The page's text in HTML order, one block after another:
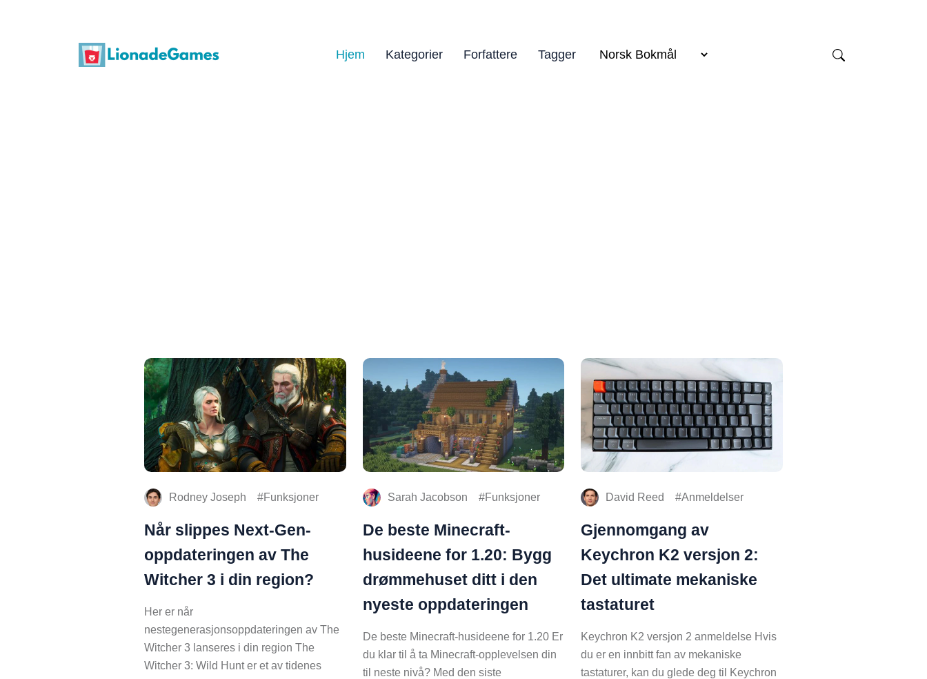
Hjem Kategorier Forfattere Tagger
Rodney Joseph Funksjoner
Når slippes Next-Gen-
oppdateringen av The
Witcher 3 i din region?
Her er når
nestegenerasjonsoppdateringen av The
Witcher 3 lanseres i din region The
Witcher 3: Wild Hunt er et av tidenes
Sarah Jacobson Funksjoner
De beste Minecraft-
husideene for 1.20: Bygg
drømmehuset ditt i den
nyeste oppdateringen
De beste Minecraft-husideene for 1.20 Er
du klar til å ta Minecraft-opplevelsen din
til neste nivå? Med den siste
David Reed Anmeldelser
Gjennomgang av
Keychron K2 versjon 2:
Det ultimate mekaniske
tastaturet
Keychron K2 versjon 2 anmeldelse Hvis
du er en innbitt fan av mekaniske
tastaturer, kan du glede deg til Keychron